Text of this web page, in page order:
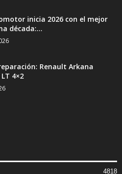
inicia 2026 con el mejor
década:...
Renault Arkana
4×2
4818